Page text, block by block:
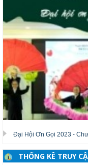
Đại Hội Ơn Gọi 2023 -
THỐNG KÊ TRUY